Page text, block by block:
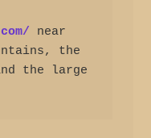
near
the
the large